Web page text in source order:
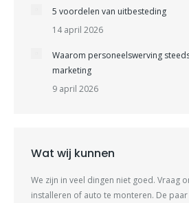
5 voordelen van uitbesteding
14 april 2026
Waarom personeelswerving
marketing
9 april 2026
Wat wij kunnen
We zijn in veel dingen niet goed. Vraag
installeren of auto te monteren. De